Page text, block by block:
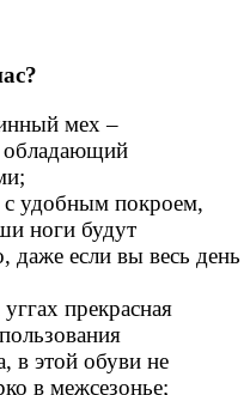
мех –
обладающий
с удобным покроем,
ноги будут
даже если вы весь день
прекрасная
в этой обуви не
в межсезонье;